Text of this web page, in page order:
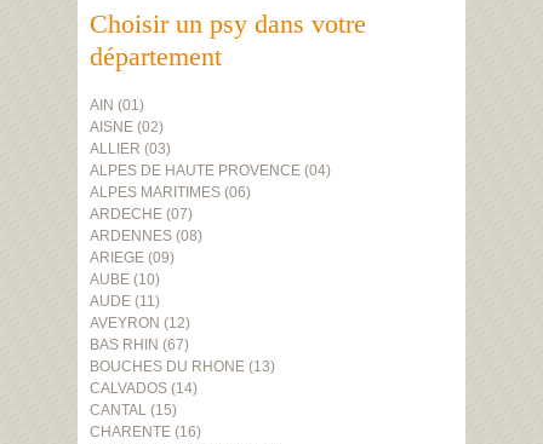
Choisir un psy dans votre
département
AIN (01)
AISNE (02)
ALLIER (03)
ALPES DE HAUTE PROVENCE (04)
ALPES MARITIMES (06)
ARDECHE (07)
ARDENNES (08)
ARIEGE (09)
AUBE (10)
AUDE (11)
AVEYRON (12)
BAS RHIN (67)
BOUCHES DU RHONE (13)
CALVADOS (14)
CANTAL (15)
CHARENTE (16)